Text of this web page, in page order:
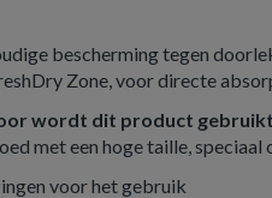
bescherming tegen
Zone, voor directe
wordt dit product gebruikt
met een hoge taille,
voor het gebruik